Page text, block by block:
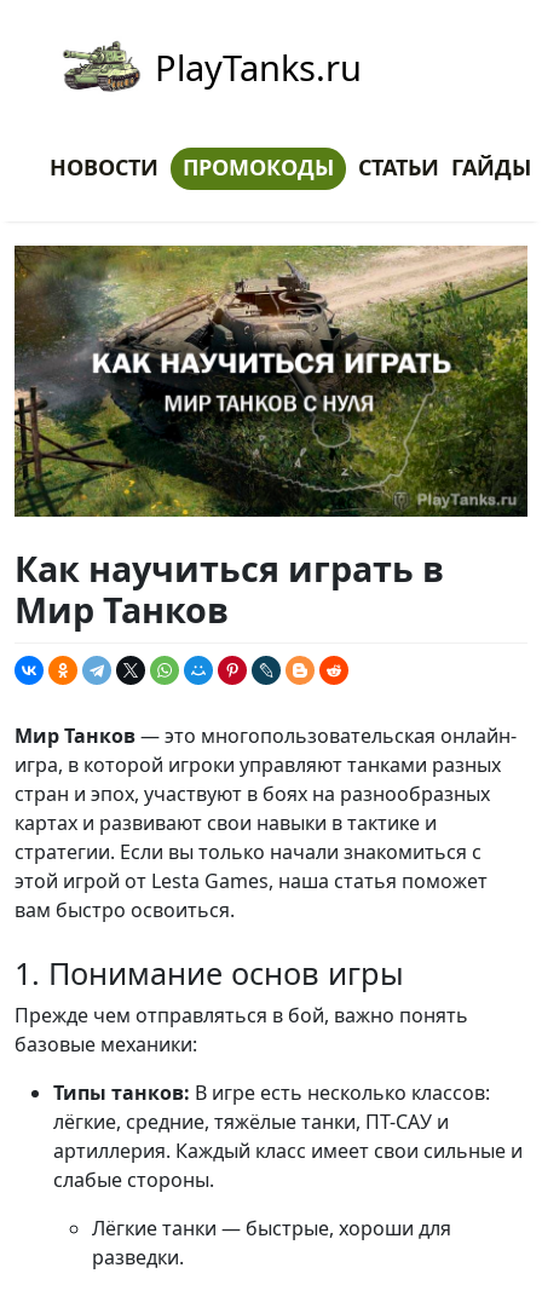
PlayTanks.ru
НОВОСТИ ПРОМОКОДЫ СТАТЬИ ГАЙДЫ
Как научиться играть в
Мир Танков
Мир Танков— это многопользовательская онлайн-
игра, в которой игроки управляют танками разных
стран и эпох, участвуют в боях на разнообразных
картах и развивают свои навыки в тактике и
стратегии. Если вы только начали знакомиться с
этой игрой от Lesta Games, наша статья поможет
вам быстро освоиться.
1. Понимание основ игры
Прежде чем отправляться в бой, важно понять
базовые механики:
Типы танков: В игре есть несколько классов:
лёгкие, средние, тяжёлые танки, ПТ-САУ и
артиллерия. Каждый класс имеет свои сильные и
слабые стороны.
Лёгкие танки — быстрые, хороши для
разведки.